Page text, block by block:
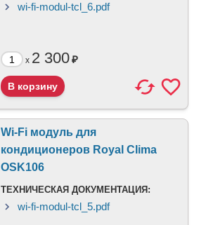
wi-fi-modul-tcl_6.pdf
x 2 300₽
Wi-Fi модуль для
кондиционеров Royal Clima
OSK106
ТЕХНИЧЕСКАЯ ДОКУМЕНТАЦИЯ:
wi-fi-modul-tcl_5.pdf